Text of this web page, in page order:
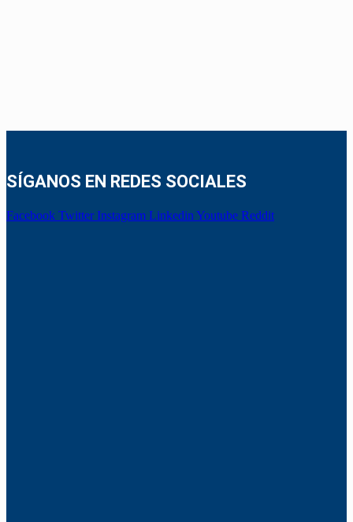
SÍGANOS EN REDES SOCIALES
Facebook Twitter Instagram Linkedin Youtube Reddit